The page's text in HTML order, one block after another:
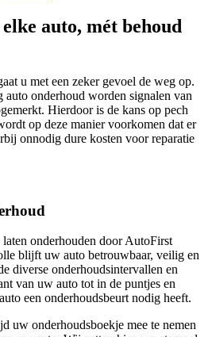
auto, mét behoud
u met een zeker gevoel de weg op.
onderhoud worden signalen van
Hierdoor is de kans op pech
op deze manier voorkomen dat er
onnodig dure kosten voor reparatie
onderhouden door AutoFirst
blijft uw auto betrouwbaar, veilig en
diverse onderhoudsintervallen en
van uw auto tot in de puntjes en
een onderhoudsbeurt nodig heeft.
uw onderhoudsboekje mee te nemen